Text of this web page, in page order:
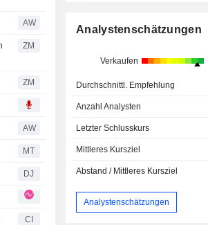
AW
ZM
ZM
AW
MT
DJ
CI
Analystenschätzungen
Verkaufen
Durchschnittl. Empfehlung
Anzahl Analysten
Letzter Schlusskurs
Mittleres Kursziel
Abstand / Mittleres Kursziel
Analystenschätzungen